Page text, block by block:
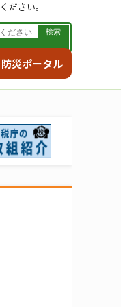
防災ポータル
ださい。